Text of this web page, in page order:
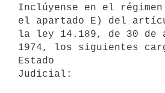
Inclúyense en el
el apartado E) del
la ley 14.189, de 30 de
1974, los siguientes
Estado
Judicial: